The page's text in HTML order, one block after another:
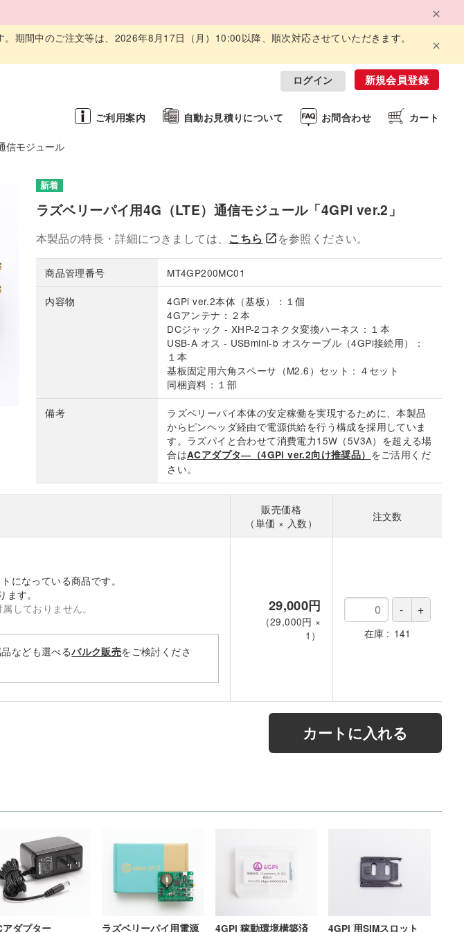
期間中のご注文等は、2026年8月17日（月）10:00以降、順次対応させていただきます。
ログイン 新規会員登録
ご利用案内 自動お見積りについて お問合わせ カート
信モジュール
ラズベリーパイ用4G（LTE）通信モジュール「4GPi ver.2」
本製品の特長・詳細につきましては、 こちら を参照ください。
商品管理番号 MT4GP200MC01
内容物
4GPi ver.2本体（基板）：１個
4Gアンテナ：２本
DCジャック - XHP-2コネクタ変換ハーネス：１本
USB-A オス - USBmini-b オスケーブル（4GPi接続用）：
１本
基板固定用六角スペーサ（M2.6）セット：４セット
同梱資料：１部
備考
ラズベリーパイ本体の安定稼働を実現するために、本製品
からピンヘッダ経由で電源供給を行う構成を採用していま
す。ラズパイと合わせて消費電力15W（5V3A）を超える場
合はACアダプタ―（4GPi ver.2向け推奨品） をご活用くだ
さい。
販売価格
（単価 × 入数）
注文数
になっている商品です。
す。
しておりません。
なども選べるバルク販売をご検討くださ
29,000円
（29,000円 ×
1 ） 在庫 141
カートに入れる
アダプター ラズベリーパイ用電源 4GPi 稼動環境構築済 4GPi 用SIMスロット